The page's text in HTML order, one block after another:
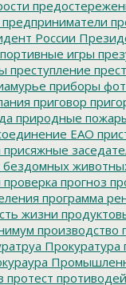
предприниматели
России
игры
преступление
приборы
приговор
природные
ЕАО
присяжные
бездомных
проверка прогноз
программа
жизни
производство
Прокуратура
протест